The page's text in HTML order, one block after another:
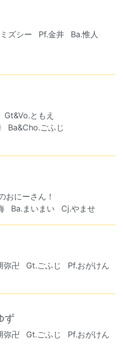
ズシー Pf.金井
Ba.惟人
Gt&Vo.ともえ
Ba&Cho.ごふじ
おにーさん！
Ba.まいまい Cj.やませ
弥卍 Gt.ごふじ
Pf.おがけん
ず
弥卍 Gt.ごふじ
Pf.おがけん